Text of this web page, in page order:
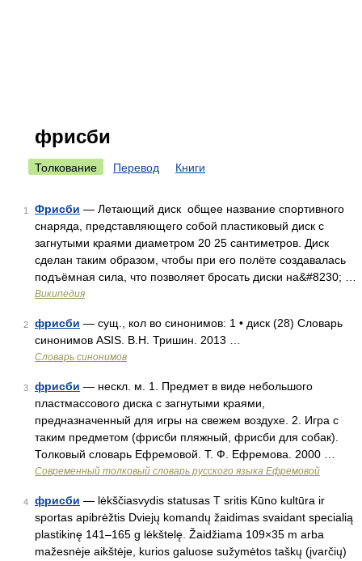
фрисби
Толкование Перевод Книги
1 Фрисби — Летающий диск общее название спортивного
снаряда, представляющего собой пластиковый диск с
загнутыми краями диаметром 20 25 сантиметров. Диск
сделан таким образом, чтобы при его полёте создавалась
подъёмная сила, что позволяет бросать диски на&#8230; …
Википедия
2 фрисби — сущ., кол во синонимов: 1 • диск (28) Словарь
синонимов ASIS. В.Н. Тришин. 2013 …
Словарь синонимов
3 фрисби — нескл. м. 1. Предмет в виде небольшого
пластмассового диска с загнутыми краями,
предназначенный для игры на свежем воздухе. 2. Игра с
таким предметом (фрисби пляжный, фрисби для собак).
Толковый словарь Ефремовой. Т. Ф. Ефремова. 2000 …
Современный толковый словарь русского языка Ефремовой
4 фрисби — lėkščiasvydis statusas T sritis Kūno kultūra ir
sportas apibrėžtis Dviejų komandų žaidimas svaidant specialią
plastikinę 141–165 g lėkštelę. Žaidžiama 109×35 m arba
mažesnėje aikštėje, kurios galuose sužymėtos taškų (įvarčių)